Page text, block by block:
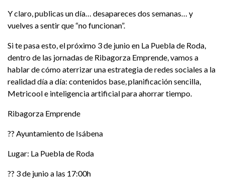
Y claro, publicas un día… desapareces dos semanas… y
vuelves a sentir que “no funcionan”.
Si te pasa esto, el próximo 3 de junio en La Puebla de Roda,
dentro de las jornadas de Ribagorza Emprende, vamos a
hablar de cómo aterrizar una estrategia de redes sociales a la
realidad día a día: contenidos base, planificación sencilla,
Metricool e inteligencia artificial para ahorrar tiempo.
Ribagorza Emprende
?? Ayuntamiento de Isábena
Lugar: La Puebla de Roda
?? 3 de junio a las 17:00h